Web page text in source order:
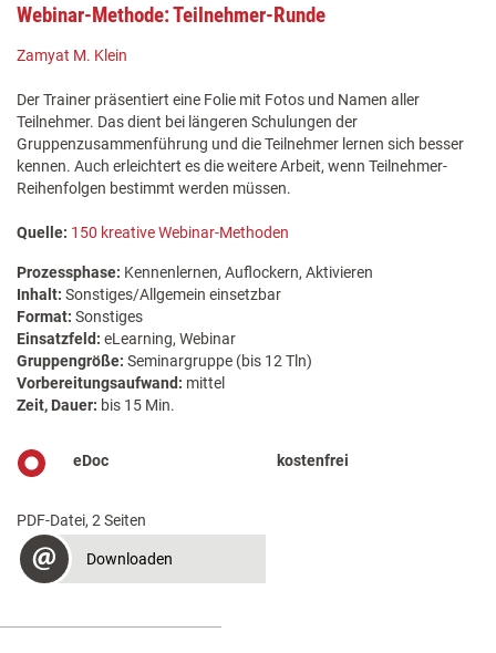
Webinar-Methode: Teilnehmer-Runde
Zamyat M. Klein
Der Trainer präsentiert eine Folie mit Fotos und Namen aller
Teilnehmer. Das dient bei längeren Schulungen der
Gruppenzusammenführung und die Teilnehmer lernen sich besser
kennen. Auch erleichtert es die weitere Arbeit, wenn Teilnehmer-
Reihenfolgen bestimmt werden müssen.
Quelle: 150 kreative Webinar-Methoden
Prozessphase: Kennenlernen, Auflockern, Aktivieren
Inhalt: Sonstiges/Allgemein einsetzbar
Format: Sonstiges
Einsatzfeld: eLearning, Webinar
Gruppengröße: Seminargruppe (bis 12 Tln)
Vorbereitungsaufwand: mittel
Zeit, Dauer: bis 15 Min.
eDoc kostenfrei
PDF-Datei, 2 Seiten
Downloaden